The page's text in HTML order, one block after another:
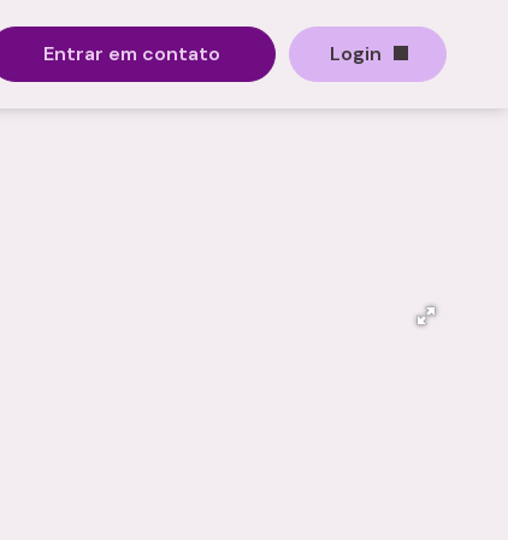
Login
Entrar em contato